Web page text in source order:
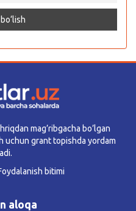
mag’ribgacha bo’lgan
uchun grant topishda yordam
bitimi
aloqa